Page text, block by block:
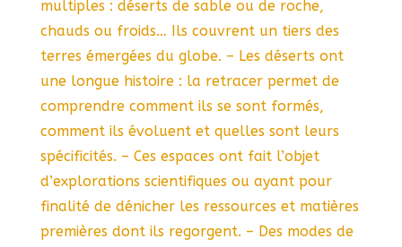
multiples : déserts de sable ou de roche,
chauds ou froids… Ils couvrent un tiers des
terres émergées du globe. – Les déserts ont
une longue histoire : la retracer permet de
comprendre comment ils se sont formés,
comment ils évoluent et quelles sont leurs
spécificités. – Ces espaces ont fait l’objet
d’explorations scientifiques ou ayant pour
finalité de dénicher les ressources et matières
premières dont ils regorgent. – Des modes de